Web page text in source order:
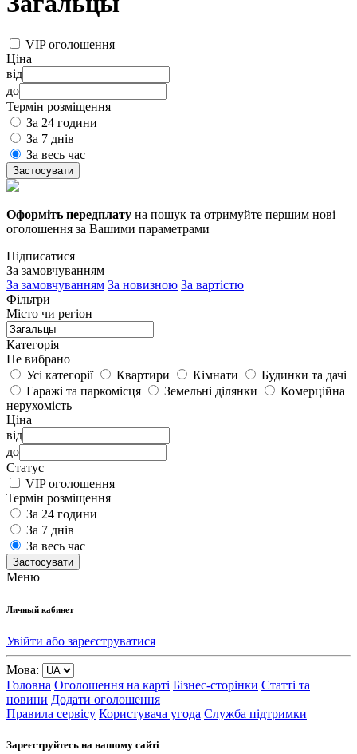
VIP оголошення
Ціна
від
до
Термін розміщення
За 24 години
За 7 днів
За весь час
Застосувати
Оформіть передплату на пошук та отримуйте першим нові
оголошення за Вашими параметрами
Підписатися
За замовчуванням
За замовчуванням За новизною За вартістю
Фільтри
Місто чи регіон
Категорія
Не вибрано
Усі категорії
Квартири Кімнати
Будинки та дачі
Гаражі та паркомісця
Земельні ділянки
Комерційна
нерухомість
Ціна
від
до
Статус
VIP оголошення
Термін розміщення
За 24 години
За 7 днів
За весь час
Застосувати
Меню
Личный кабинет
Увійти або зареєструватися
Мова:
Головна Оголошення на карті Бізнес-сторінки Статті та
новини Додати оголошення
Правила сервісу Користувача угода Служба підтримки
Зареєструйтесь на нашому сайті